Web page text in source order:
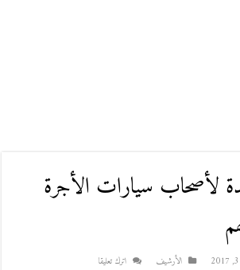
لأصحاب سيارات الأجرة
اﻷرشيف اترك تعليقا